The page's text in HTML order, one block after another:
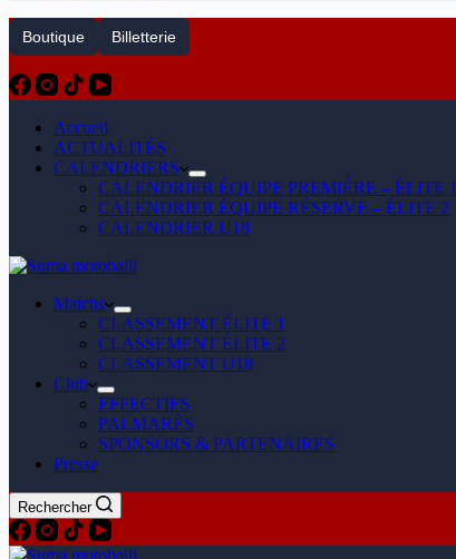
Boutique Billetterie
Accueil
ACTUALITÉS
CALENDRIERS
CALENDRIER ÉQUIPE PREMIÈRE – ÉLITE 1
CALENDRIER ÉQUIPE RÉSERVE – ÉLITE 2
CALENDRIER U18
Matchs
CLASSEMENT ÉLITE 1
CLASSEMENT ÉLITE 2
CLASSEMENT U18
Club
EFFECTIFS
PALMARÈS
SPONSORS & PARTENAIRES
Presse
Rechercher